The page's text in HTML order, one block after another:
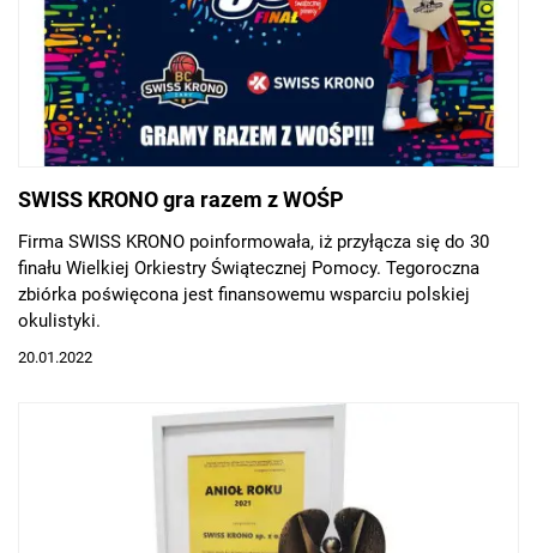
SWISS KRONO gra razem z WOŚP
Firma SWISS KRONO poinformowała, iż przyłącza się do 30
finału Wielkiej Orkiestry Świątecznej Pomocy. Tegoroczna
zbiórka poświęcona jest finansowemu wsparciu polskiej
okulistyki.
20.01.2022